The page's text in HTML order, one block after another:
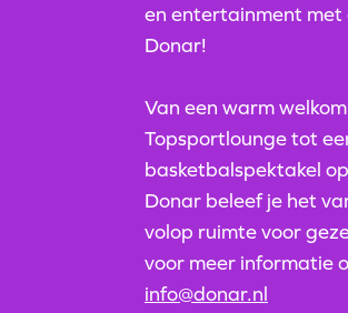
en entertainment
Donar!
Van een warm
Topsportlounge tot
basketbalspektakel
Donar beleef je het
volop ruimte voor
voor meer informatie
info@donar.nl